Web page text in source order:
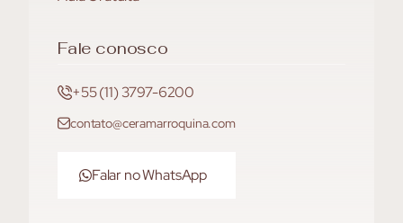
Fale conosco
+55 (11) 3797-6200
contato@ceramarroquina.com
Falar no WhatsApp